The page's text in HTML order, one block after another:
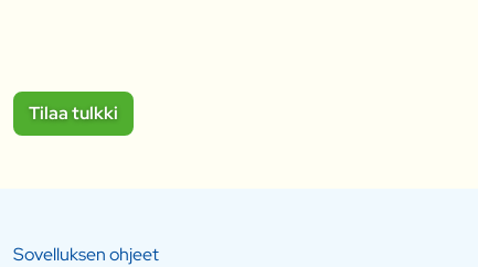
Tilaa tulkki
Sovelluksen ohjeet